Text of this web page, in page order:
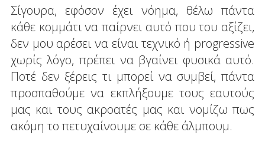
Σίγουρα, εφόσον έχει νόημα, θέλω πάντα
κάθε κομμάτι να παίρνει αυτό που του αξίζει,
δεν μου αρέσει να είναι τεχνικό ή progressive
χωρίς λόγο, πρέπει να βγαίνει φυσικά αυτό.
Ποτέ δεν ξέρεις τι μπορεί να συμβεί, πάντα
προσπαθούμε να εκπλήξουμε τους εαυτούς
μας και τους ακροατές μας και νομίζω πως
ακόμη το πετυχαίνουμε σε κάθε άλμπουμ.